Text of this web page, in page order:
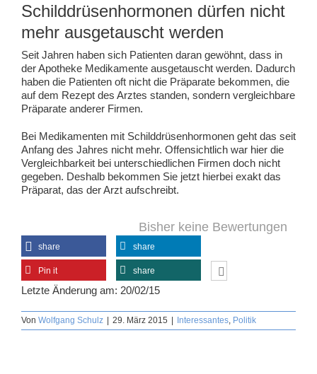
Schilddrüsenhormonen dürfen nicht
mehr ausgetauscht werden
Seit Jahren haben sich Patienten daran gewöhnt, dass in
der Apotheke Medikamente ausgetauscht werden. Dadurch
haben die Patienten oft nicht die Präparate bekommen, die
auf dem Rezept des Arztes standen, sondern vergleichbare
Präparate anderer Firmen.
Bei Medikamenten mit Schilddrüsenhormonen geht das seit
Anfang des Jahres nicht mehr. Offensichtlich war hier die
Vergleichbarkeit bei unterschiedlichen Firmen doch nicht
gegeben. Deshalb bekommen Sie jetzt hierbei exakt das
Präparat, das der Arzt aufschreibt.
Bisher keine Bewertungen
share share
Pin it share
Letzte Änderung am: 20/02/15
Von Wolfgang Schulz 29. März 2015 Interessantes, Politik